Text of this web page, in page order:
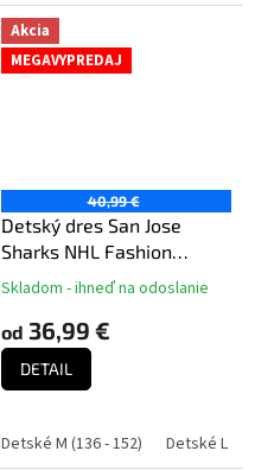
Akcia
MEGAVYPREDAJ
40,99 €
Detský dres San Jose
Sharks NHL Fashion
Hockey Jersey
Priemerné
produktu
je
5,0
hviezdičiek.
Skladom - ihneď na odoslanie
od 36,99 €
DETAIL
Detské M (136 - 152) Detské L